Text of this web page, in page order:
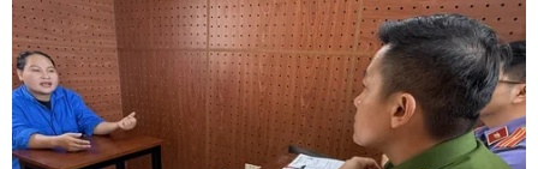
rất muốn đầu tư vào các công ty Trung Quốc làm ăn
trong nước và không xuất khẩu sang Mỹ.